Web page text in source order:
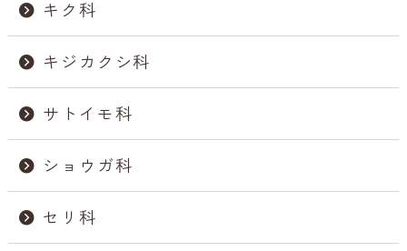
キク科
キジカクシ科
サトイモ科
ショウガ科
セリ科